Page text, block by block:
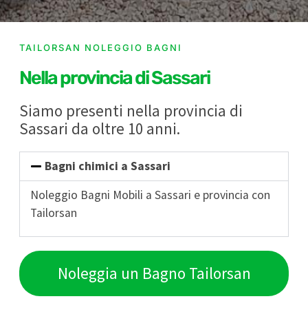
TAILORSAN NOLEGGIO BAGNI
Nella provincia di Sassari
Siamo presenti nella provincia di
Sassari da oltre 10 anni.
Bagni chimici a Sassari
Noleggio Bagni Mobili a Sassari e provincia con
Tailorsan
Noleggia un Bagno Tailorsan